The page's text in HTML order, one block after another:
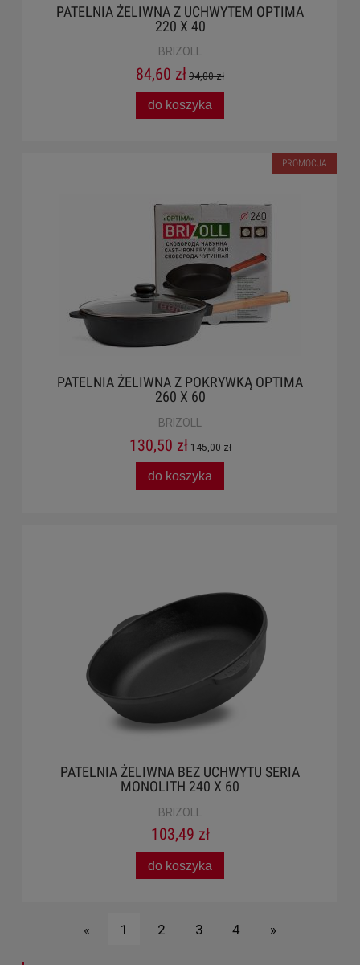
PATELNIA ŻELIWNA Z UCHWYTEM OPTIMA
220 X 40
BRIZOLL
84,60 zł 94,00 zł
do koszyka
PATELNIA ŻELIWNA Z POKRYWKĄ OPTIMA
260 X 60
BRIZOLL
130,50 zł 145,00 zł
do koszyka
PROMOCJA
PATELNIA ŻELIWNA BEZ UCHWYTU SERIA
MONOLITH 240 X 60
BRIZOLL
103,49 zł
do koszyka
« 1 2 3 4 »